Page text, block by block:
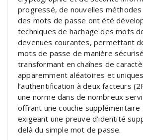
progressé, de nouvelles
des mots de passe ont été
techniques de hachage des mots
devenues courantes, permettant
mots de passe de manière
transformant en chaînes de
apparemment aléatoires et
l’authentification à deux facteurs
une norme dans de nombreux
offrant une couche supplémentaire
exigeant une preuve d’identité
delà du simple mot de passe.